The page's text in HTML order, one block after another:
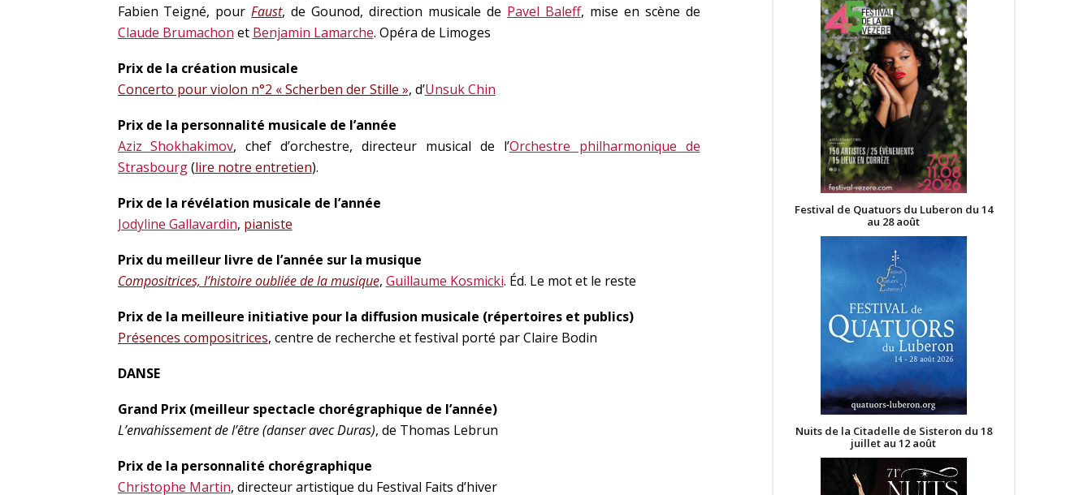
Fabien Teigné, pourFaust, de Gounod, direction musicale de Pavel Baleff, mise en scène de
Claude Brumachon et Benjamin Lamarche. Opéra de Limoges
Prix de la création musicale
Concerto pour violon n°2 « Scherben der Stille », d’Unsuk Chin
Prix de la personnalité musicale de l’année
Aziz Shokhakimov, chef d’orchestre, directeur musical de l’Orchestre philharmonique de
Strasbourg(lire notre entretien).
Prix de la révélation musicale de l’année
Jodyline Gallavardin, pianiste
Prix du meilleur livre de l’année sur la musique
Compositrices, l’histoire oubliée de la musique, Guillaume Kosmicki. Éd. Le mot et le reste
Prix de la meilleure initiative pour la diffusion musicale (répertoires et publics)
Présences compositrices, centre de recherche et festival porté par Claire Bodin
DANSE
Grand Prix (meilleur spectacle chorégraphique de l’année)
L’envahissement de l’être (danser avec Duras), de Thomas Lebrun
Prix de la personnalité chorégraphique
Christophe Martin, directeur artistique du Festival Faits d’hiver
Festival de Quatuors du Luberon du 14
au 28 août
Nuits de la Citadelle de Sisteron du 18
juillet au 12 août